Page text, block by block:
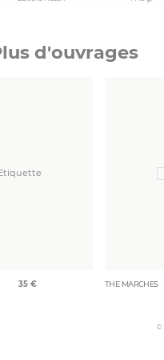
d'ouvrages
35 € THE MARCHES
©